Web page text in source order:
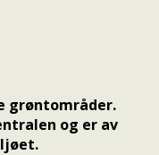
grøntområder.
og er av